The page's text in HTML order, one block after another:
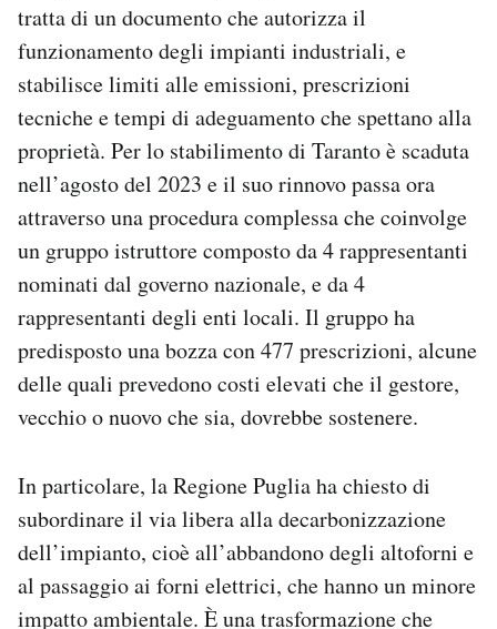
tratta di un documento che autorizza il
funzionamento degli impianti industriali, e
stabilisce limiti alle emissioni, prescrizioni
tecniche e tempi di adeguamento che spettano alla
proprietà. Per lo stabilimento di Taranto è scaduta
nell’agosto del 2023 e il suo rinnovo passa ora
attraverso una procedura complessa che coinvolge
un gruppo istruttore composto da 4 rappresentanti
nominati dal governo nazionale, e da 4
rappresentanti degli enti locali. Il gruppo ha
predisposto una bozza con 477 prescrizioni, alcune
delle quali prevedono costi elevati che il gestore,
vecchio o nuovo che sia, dovrebbe sostenere.
In particolare, la Regione Puglia ha chiesto di
subordinare il via libera alla decarbonizzazione
dell’impianto, cioè all’abbandono degli altoforni e
al passaggio ai forni elettrici, che hanno un minore
impatto ambientale. È una trasformazione che